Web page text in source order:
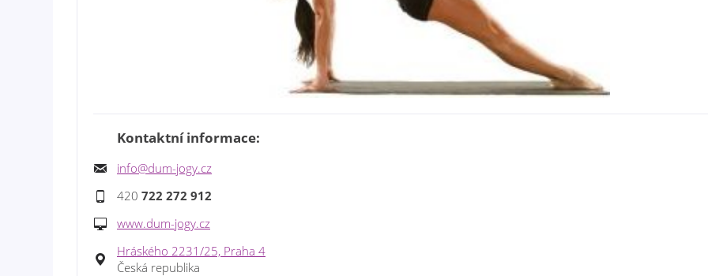
Kontaktní informace:
info@dum-jogy.cz
420 722 272 912
www.dum-jogy.cz
Hráského 2231/25, Praha 4
Česká republika